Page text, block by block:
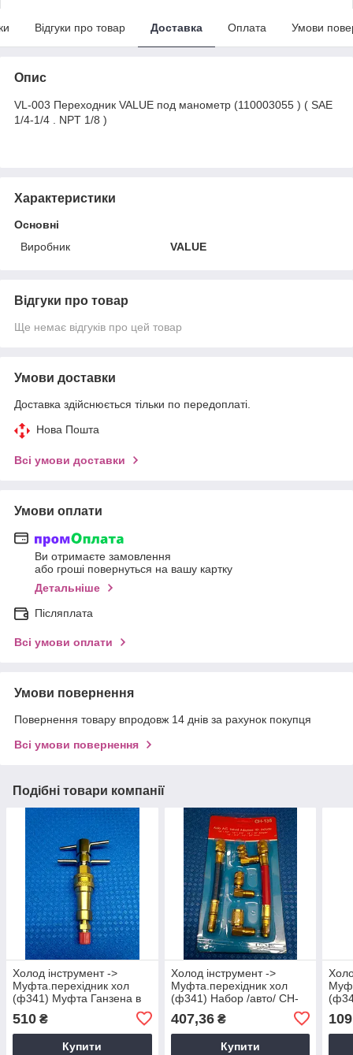
Відгуки про товар Доставка Оплата Умови
Опис
VL-003 Переходник VALUE под манометр (110003055 ) ( SAE
1/4-1/4 . NPT 1/8 )
Характеристики
Основні
Виробник
VALUE
Відгуки про товар
Ще немає відгуків про цей товар
Умови доставки
Доставка здійснюється тільки по передоплаті.
Нова Пошта
Всі умови доставки
Умови оплати
Ви отримаєте замовлення
або гроші повернуться на вашу картку
Детальніше
Післяплата
Всі умови оплати
Умови повернення
Повернення товару впродовж 14 днів за рахунок покупця
Всі умови повернення
Подібні товари компанії
Холод інструмент ->
Муфта.перехідник хол
(ф341) Муфта Ганзена в
510 ₴
Купити
Холод інструмент ->
Муфта.перехідник хол
(ф341) Набор /авто/ CH-
407,36₴
Купити